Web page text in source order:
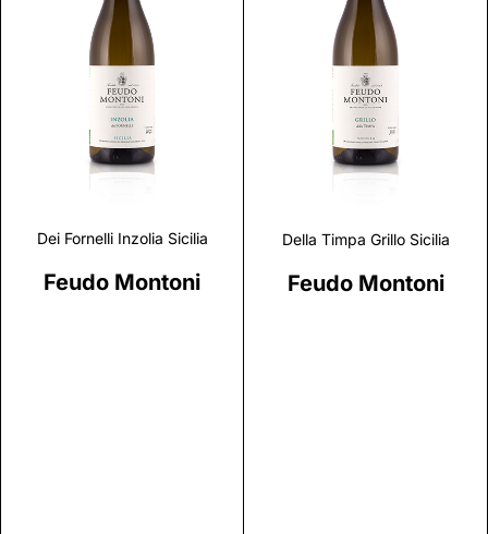
Dei Fornelli Inzolia Sicilia
Feudo Montoni
Discover
Della Timpa Grillo Sicilia
Feudo Montoni
Discover